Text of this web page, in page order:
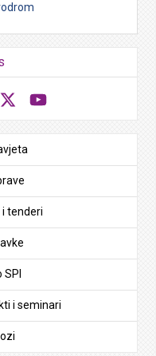
tenderi
SPI
i seminari